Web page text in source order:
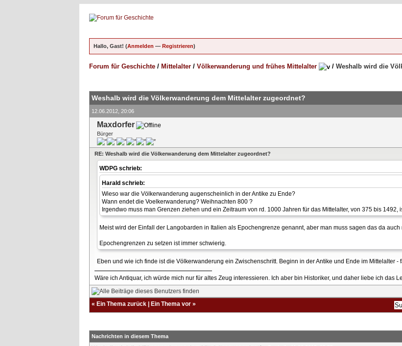
Hallo, Gast! (Anmelden — Registrieren)
Forum für Geschichte / Mittelalter / Völkerwanderung und frühes Mittelalter / Weshalb wird die
Weshalb wird die Völkerwanderung dem Mittelalter zugeordnet?
12.06.2012, 20:06
Maxdorfer
Bürger
RE: Weshalb wird die Völkerwanderung dem Mittelalter zugeordnet?
WDPG schrieb:
Harald schrieb:
Wieso war die Völkerwanderung augenscheinlich in der Antike zu Ende?
Wann endet die Voelkerwanderung? Weihnachten 800 ?
Irgendwo muss man Grenzen ziehen und ein Zeitraum von rd. 1000 Jahren für das Mittelalter, von 375 bis 1492,
Meist wird der Einfall der Langobarden in Italien als Epochengrenze genannt, aber man muss sagen das da
Epochengrenzen zu setzen ist immer schwierig.
Eben und wie ich finde ist die Völkerwanderung ein Zwischenschritt. Beginn in der Antike und Ende im Mittelalter -
Wäre ich Antiquar, ich würde mich nur für altes Zeug interessieren. Ich aber bin Historiker, und daher liebe ich das
« Ein Thema zurück | Ein Thema vor »
Nachrichten in diesem Thema